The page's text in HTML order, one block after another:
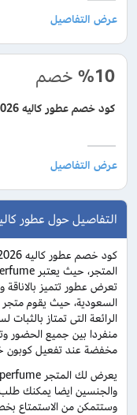
%10 خصم
كود خصم عطور كاليه 2026 بقيمة 10% علي اول طلب
التفاصيل حول عطور
تعرض عطور تتميز
السعودية، حيث يقوم
الرائعة التى تمتاز
منفردا بين جميع الحضور
مخفضة عند تفعيل كوبون
والجنسين ايضا يمكنك طلب